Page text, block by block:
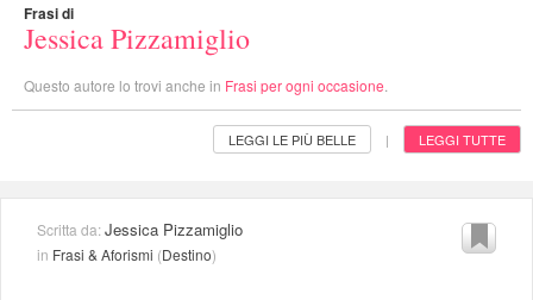
Frasi di
Jessica Pizzamiglio
Questo autore lo trovi anche in Frasi per ogni occasione
LEGGI LE PIÙ BELLE | LEGGI TUTTE
Scritta da:Jessica Pizzamiglio
in Frasi & Aforismi (Destino)